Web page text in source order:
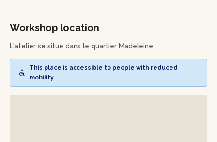
guidera pas à pas, à votre rythme, pour réaliser différents
Une fois refroidies vous pourrez choisir de monter vos
perles en bijoux sur un lien ou un porte-clé. Vous repartirez
Les perles de verre ont besoin de quelques heures pour
Workshop location
L'atelier se situe dans le quartier Madeleine
This place is accessible to people with reduced
mobility.